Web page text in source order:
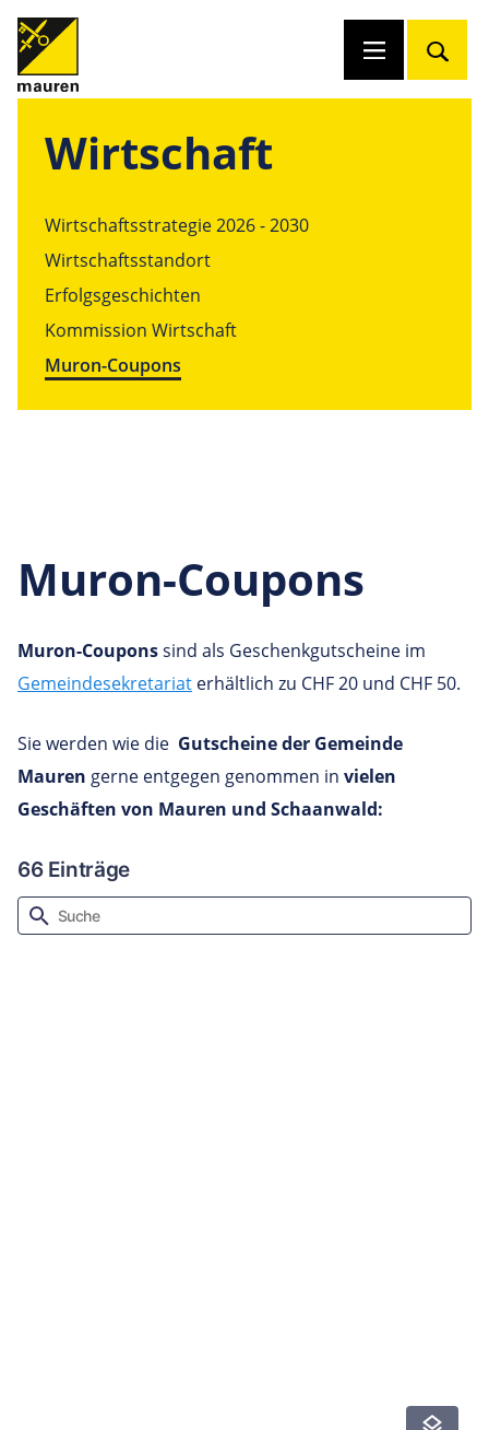
Wirtschaft
Wirtschaftsstrategie 2026 - 2030
Wirtschaftsstandort
Erfolgsgeschichten
Kommission Wirtschaft
Muron-Coupons
Muron-Coupons
Muron-Couponssind als Geschenkgutscheine im
Gemeindesekretariat erhältlich zu CHF 20 und CHF 50.
Sie werden wie die Gutscheine der Gemeinde
Mauren gerne entgegen genommen in vielen
Geschäften von Mauren und Schaanwald: